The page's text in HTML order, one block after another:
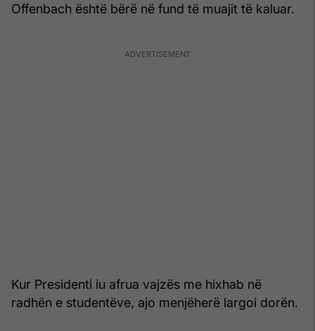
Offenbach është bërë në fund të muajit të kaluar.
Kur Presidenti iu afrua vajzës me hixhab në
radhën e studentëve, ajo menjëherë largoi dorën.